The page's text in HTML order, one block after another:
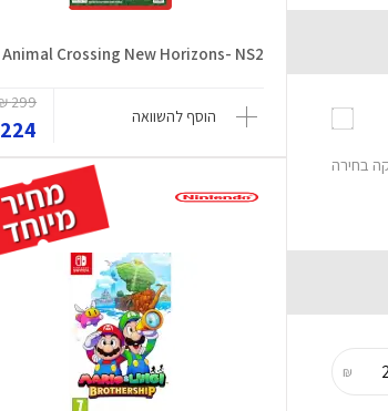
בחירה
₪
Animal Crossing New Horizons- NS2
הוסף להשוואה
299 ₪
224 ₪